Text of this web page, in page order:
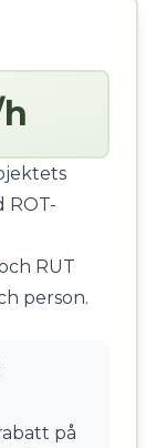
ROT-
RUT
person.
på